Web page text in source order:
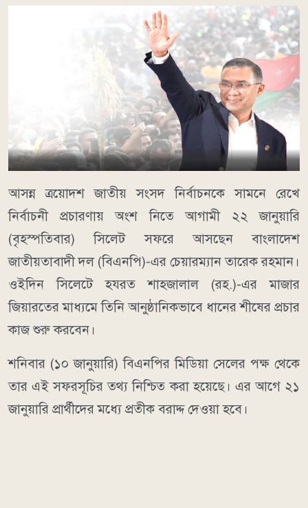
আসন্ন ত্রয়োদশ জাতীয় সংসদ নির্বাচনকে সামনে রেখে
নির্বাচনী প্রচারণায় অংশ নিতে আগামী ২২ জানুয়ারি
(বৃহস্পতিবার) সিলেট সফরে আসছেন বাংলাদেশ
জাতীয়তাবাদী দল (বিএনপি)-এর চেয়ারম্যান তারেক রহমান।
ওইদিন সিলেটে হযরত শাহজালাল (রহ.)-এর মাজার
জিয়ারতের মাধ্যমে তিনি আনুষ্ঠানিকভাবে ধানের শীষের প্রচার
কাজ শুরু করবেন।
শনিবার (১০ জানুয়ারি) বিএনপির মিডিয়া সেলের পক্ষ থেকে
তার এই সফরসূচির তথ্য নিশ্চিত করা হয়েছে। এর আগে ২১
জানুয়ারি প্রার্থীদের মধ্যে প্রতীক বরাদ্দ দেওয়া হবে।